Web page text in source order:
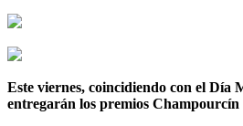
Este viernes, coincidiendo con el Día
entregarán los premios Champourcín